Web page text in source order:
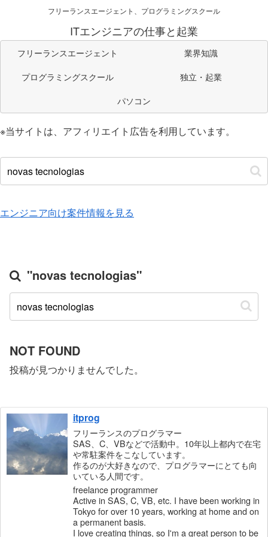
フリーランスエージェント、プログラミングスクール
ITエンジニアの仕事と起業
フリーランスエージェント
業界知識
プログラミングスクール
独立・起業
パソコン
※当サイトは、アフィリエイト広告を利用しています。
エンジニア向け案件情報を見る
"novas tecnologias"
NOT FOUND
投稿が見つかりませんでした。
itprog
フリーランスのプログラマー
SAS、C、VBなどで活動中。10年以上都内で在宅
や常駐案件をこなしています。
作るのが大好きなので、プログラマーにとても向
いている人間です。
freelance programmer
Active in SAS, C, VB, etc. I have been working in
Tokyo for over 10 years, working at home and on
a permanent basis.
I love creating things, so I'm a great person to be